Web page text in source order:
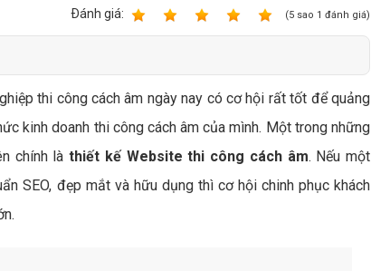
Bảng giá quảng cáo Facebook
Bảng giá quản trị Website
Bảng giá quản trị Fanpage Facebook
Bảng giá SEO Website
Ðánh giá: (5 sao 1 đánh giá)
thi công cách âm ngày nay có cơ hội rất tốt để quảng
kinh doanh thi công cách âm của mình. Một trong những
chính làthiết kế Website thi công cách âm. Nếu một
SEO, đẹp mắt và hữu dụng thì cơ hội chinh phục khách